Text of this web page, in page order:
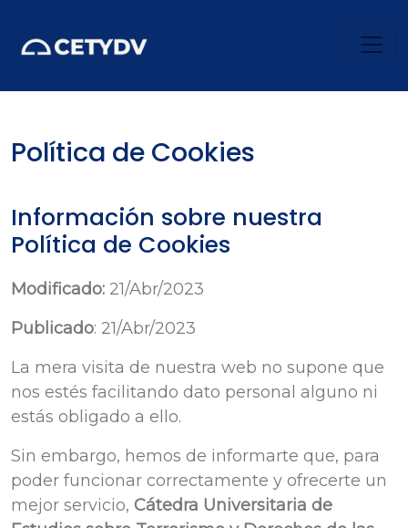
Política de Cookies
Información sobre nuestra
Política de Cookies
Modificado: 21/Abr/2023
Publicado: 21/Abr/2023
La mera visita de nuestra web no supone que
nos estés facilitando dato personal alguno ni
estás obligado a ello.
Sin embargo, hemos de informarte que, para
poder funcionar correctamente y ofrecerte un
mejor servicio, Cátedra Universitaria de